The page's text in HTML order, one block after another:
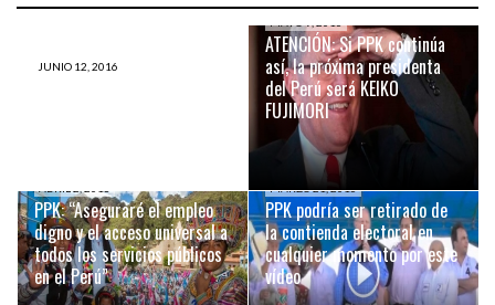
JUNIO 12, 2016
ATENCIÓN: Si PPK continúa
así, la próxima presidenta
del Perú será KEIKO
FUJIMORI
PPK: “Aseguraré el empleo
digno y el acceso universal a
todos los servicios públicos
en el Perú”
MARZO 21, 2016
PPK podría ser retirado de
la contienda electoral en
cualquier momento por este
vídeo